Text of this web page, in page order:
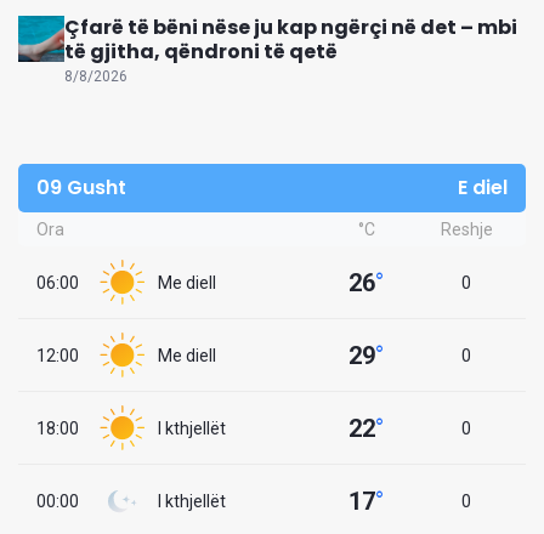
Çfarë të bëni nëse ju kap ngërçi në det – mbi
të gjitha, qëndroni të qetë
8/8/2026
09 Gusht E diel
Ora °C Reshje
06:00 Me diell 26° 0
12:00 Me diell 29° 0
18:00 I kthjellët 22° 0
00:00 I kthjellët 17° 0